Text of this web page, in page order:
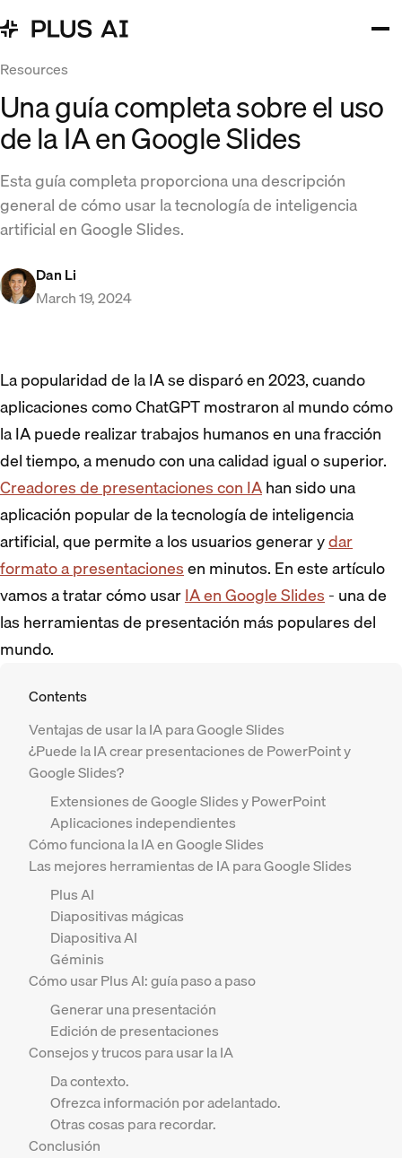
Resources
Una guía completa sobre el uso
de la IA en Google Slides
Esta guía completa proporciona una descripción
general de cómo usar la tecnología de inteligencia
artificial en Google Slides.
Dan Li
March 19, 2024
La popularidad de la IA se disparó en 2023, cuando
aplicaciones como ChatGPT mostraron al mundo cómo
la IA puede realizar trabajos humanos en una fracción
del tiempo, a menudo con una calidad igual o superior.
Creadores de presentaciones con IAhan sido una
aplicación popular de la tecnología de inteligencia
artificial, que permite a los usuarios generar ydar
formato a presentacionesen minutos. En este artículo
vamos a tratar cómo usarIA en Google Slides- una de
las herramientas de presentación más populares del
mundo.
Contents
Ventajas de usar la IA para Google Slides
¿Puede la IA crear presentaciones de PowerPoint y
Google Slides?
Extensiones de Google Slides y PowerPoint
Aplicaciones independientes
Cómo funciona la IA en Google Slides
Las mejores herramientas de IA para Google Slides
Plus AI
Diapositivas mágicas
Diapositiva AI
Géminis
Cómo usar Plus AI: guía paso a paso
Generar una presentación
Edición de presentaciones
Consejos y trucos para usar la IA
Da contexto.
Ofrezca información por adelantado.
Otras cosas para recordar.
Conclusión